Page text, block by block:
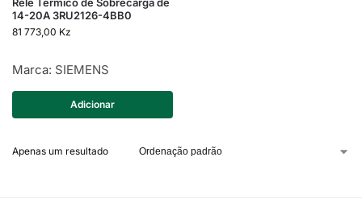
14-20A 3RU2126-4BB0
81 773,00 Kz
Marca: SIEMENS
Adicionar
Apenas um resultado